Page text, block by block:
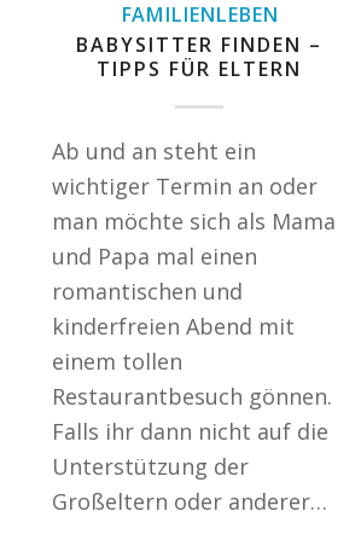
FAMILIENLEBEN
BABYSITTER FINDEN –
TIPPS FÜR ELTERN
Ab und an steht ein
wichtiger Termin an oder
man möchte sich als Mama
und Papa mal einen
romantischen und
kinderfreien Abend mit
einem tollen
Restaurantbesuch gönnen.
Falls ihr dann nicht auf die
Unterstützung der
Großeltern oder anderer…